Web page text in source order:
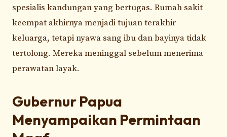
spesialis kandungan yang bertugas. Rumah sakit
keempat akhirnya menjadi tujuan terakhir
keluarga, tetapi nyawa sang ibu dan bayinya tidak
tertolong. Mereka meninggal sebelum menerima
perawatan layak.
Gubernur Papua
Menyampaikan Permintaan